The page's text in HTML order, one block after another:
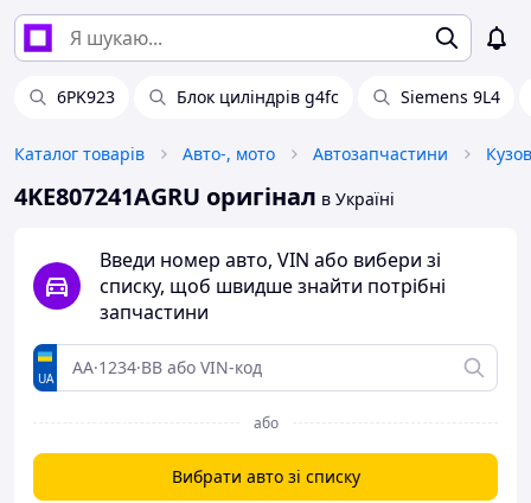
6PK923 Блок циліндрів g4fc Siemens 9L4
Каталог товарів Авто-, мото Автозапчастини
4KE807241AGRU оригінал в Україні
Введи номер авто, VIN або вибери зі
списку, щоб швидше знайти потрібні
запчастини
UA
або
Вибрати авто зі списку